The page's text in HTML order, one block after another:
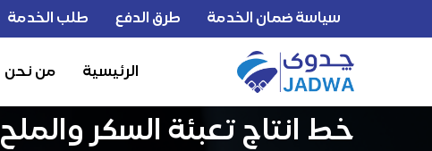
سياسة ضمان الخدمة طرق الدفع طلب الخدمة
الرئيسية من نحن
خط انتاج تعبئة السكر والملح